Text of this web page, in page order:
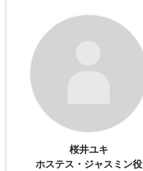
桜井ユキ
ホステス・ジャスミン役